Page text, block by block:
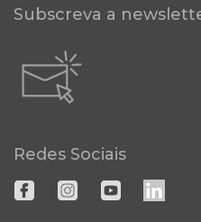
Subscreva a
Redes Sociais